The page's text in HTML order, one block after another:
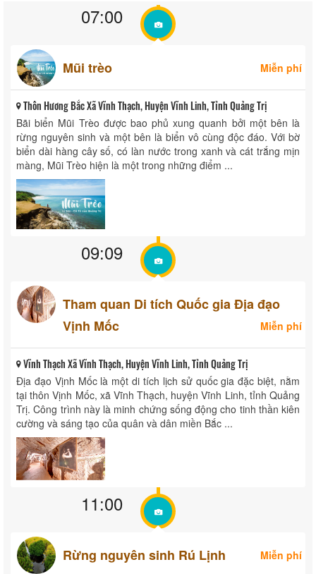
07:00
Mũi trèo Miễn phí
Thôn Hương Bắc Xã Vĩnh Thạch, Huyện Vĩnh Linh, Tỉnh Quảng Trị
Bãi biển Mũi Trèo được bao phủ xung quanh bởi một bên là
rừng nguyên sinh và một bên là biển vô cùng độc đáo. Với bờ
biển dài hàng cây số, có làn nước trong xanh và cát trắng mịn
màng, Mũi Trèo hiện là một trong những điểm ...
09:09
Tham quan Di tích Quốc gia Địa đạo
Vịnh Mốc
Miễn phí
Vĩnh Thạch Xã Vĩnh Thạch, Huyện Vĩnh Linh, Tỉnh Quảng Trị
Địa đạo Vịnh Mốc là một di tích lịch sử quốc gia đặc biệt, nằm
tại thôn Vịnh Mốc, xã Vĩnh Thạch, huyện Vĩnh Linh, tỉnh Quảng
Trị. Công trình này là minh chứng sống động cho tinh thần kiên
cường và sáng tạo của quân và dân miền Bắc ...
11:00
Rừng nguyên sinh Rú Lịnh Miễn phí